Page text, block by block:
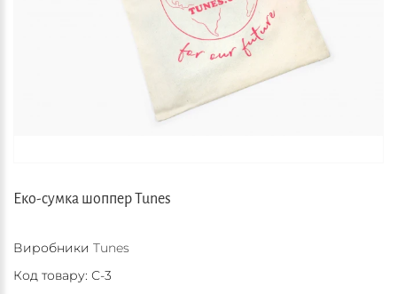
Еко-сумка шоппер Tunes
Виробники Tunes
Код товару: С-3